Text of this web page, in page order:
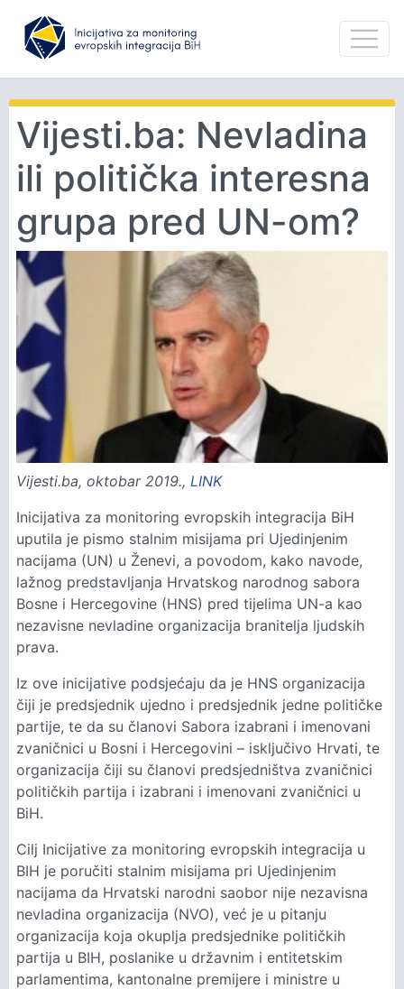
Vijesti.ba: Nevladina
ili politička interesna
grupa pred UN-om?
Vijesti.ba, oktobar 2019., LINK
Inicijativa za monitoring evropskih integracija BiH
uputila je pismo stalnim misijama pri Ujedinjenim
nacijama (UN) u Ženevi, a povodom, kako navode,
lažnog predstavljanja Hrvatskog narodnog sabora
Bosne i Hercegovine (HNS) pred tijelima UN-a kao
nezavisne nevladine organizacija branitelja ljudskih
prava.
Iz ove inicijative podsjećaju da je HNS organizacija
čiji je predsjednik ujedno i predsjednik jedne političke
partije, te da su članovi Sabora izabrani i imenovani
zvaničnici u Bosni i Hercegovini – isključivo Hrvati, te
organizacija čiji su članovi predsjedništva zvaničnici
političkih partija i izabrani i imenovani zvaničnici u
BiH.
Cilj Inicijative za monitoring evropskih integracija u
BIH je poručiti stalnim misijama pri Ujedinjenim
nacijama da Hrvatski narodni saobor nije nezavisna
nevladina organizacija (NVO), već je u pitanju
organizacija koja okuplja predsjednike političkih
partija u BIH, poslanike u državnim i entitetskim
parlamentima, kantonalne premijere i ministre u